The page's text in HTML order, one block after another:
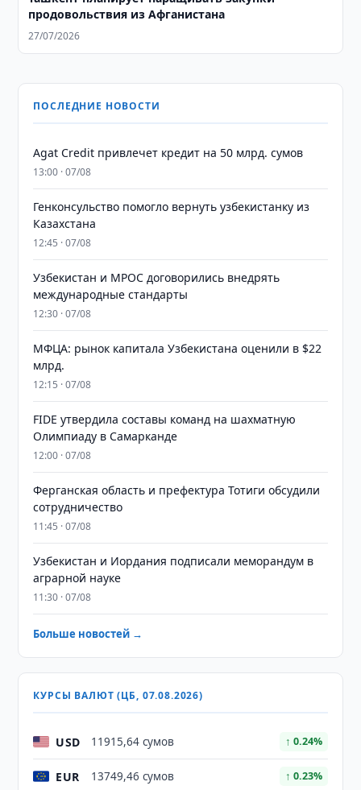
продовольствия из Афганистана
27/07/2026
ПОСЛЕДНИЕ НОВОСТИ
Agat Credit привлечет кредит на 50 млрд. сумов
13:00 · 07/08
Генконсульство помогло вернуть узбекистанку из
Казахстана
12:45 · 07/08
Узбекистан и MPOC договорились внедрять
международные стандарты
12:30 · 07/08
МФЦА: рынок капитала Узбекистана оценили в $22
млрд.
12:15 · 07/08
FIDE утвердила составы команд на шахматную
Олимпиаду в Самарканде
12:00 · 07/08
Ферганская область и префектура Тотиги обсудили
сотрудничество
11:45 · 07/08
Узбекистан и Иордания подписали меморандум в
аграрной науке
11:30 · 07/08
Больше новостей →
КУРСЫ ВАЛЮТ (ЦБ, 07.08.2026)
USD 11915,64 сумов ↑ 0.24%
EUR 13749,46 сумов ↑ 0.23%